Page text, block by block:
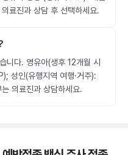
료진과 상담 후 선택하세요.
니다. 영유아(생후 12개월 시
성인(유행지역 여행·거주):
의료진과 상담하세요.